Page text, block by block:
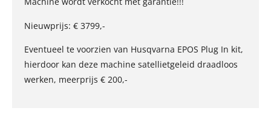
Nieuwprijs: € 3799,-
Eventueel te voorzien van Husqvarna EPOS Plug In kit,
hierdoor kan deze machine satellietgeleid draadloos
werken, meerprijs € 200,-